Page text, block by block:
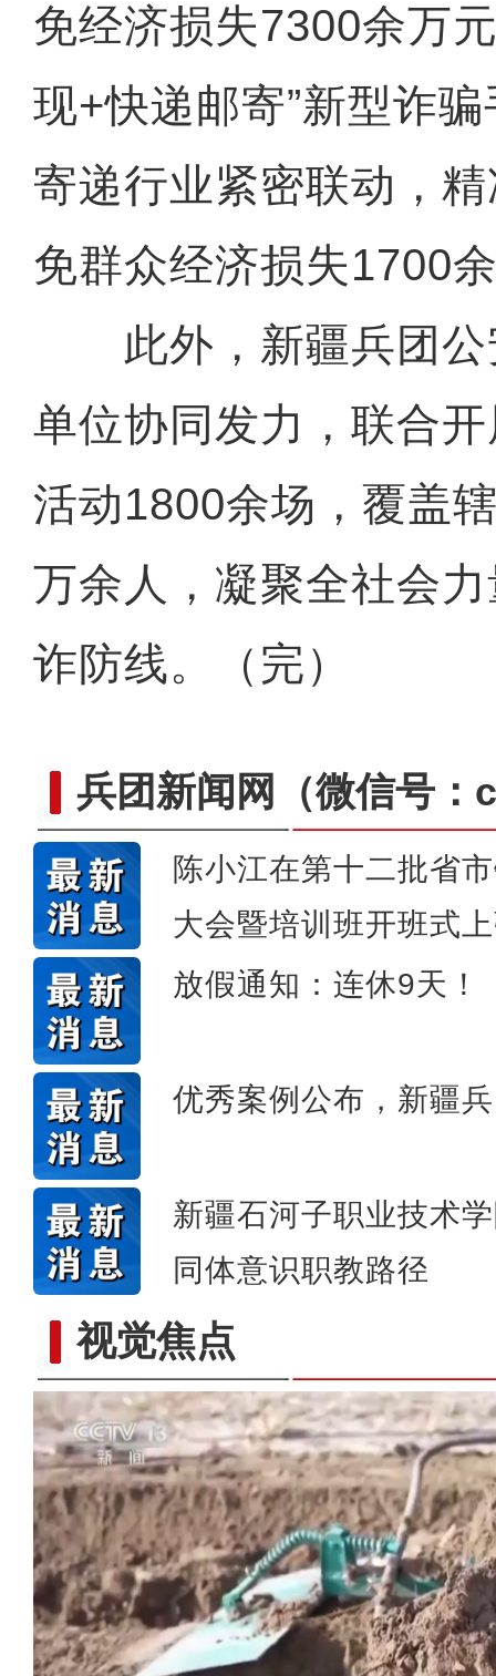
免经济损失7300余万
现+快递邮寄”新型诈
寄递行业紧密联动，
免群众经济损失1700
此外，新疆兵团公
单位协同发力，联合
活动1800余场，覆盖
万余人，凝聚全社会
诈防线。（完）
兵团新闻网 （微信号
陈小江在第十二批省
大会暨培训班开班式
放假通知：连休9天！
优秀案例公布，新疆
新疆石河子职业技术
同体意识职教路径
视觉焦点
新疆4000亩沙漠盐